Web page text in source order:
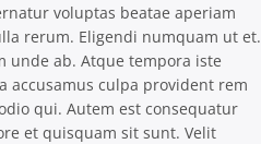
voluptas beatae aperiam
rerum. Eligendi numquam ut et.
unde ab. Atque tempora iste
culpa provident rem
qui. Autem est consequatur
et quisquam sit sunt. Velit